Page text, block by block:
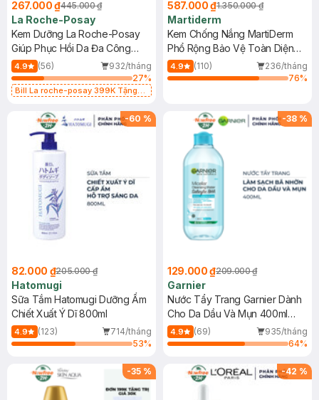
267.000 ₫445.000 ₫
La Roche-Posay
Kem Dưỡng La Roche-Posay
Giúp Phục Hồi Da Đa Công
Dụng 40ml
4.9 (56)
932/tháng
27%
Bill La roche-posay 399K Tặng
(SL có hạn)
587.000 ₫1.350.000 ₫
Martiderm
Kem Chống Nắng MartiDerm
Phổ Rộng Bảo Vệ Toàn Diện
40ml
4.9 (110)
236/tháng
76%
-60 %
82.000 ₫205.000 ₫
Hatomugi
Sữa Tắm Hatomugi Dưỡng Ẩm
Chiết Xuất Ý Dĩ 800ml
4.9 (123)
714/tháng
53%
-38 %
129.000 ₫209.000 ₫
Garnier
Nước Tẩy Trang Garnier Dành
Cho Da Dầu Và Mụn 400ml
(Mới)
4.9 (69)
935/tháng
64%
-35 % -42 %